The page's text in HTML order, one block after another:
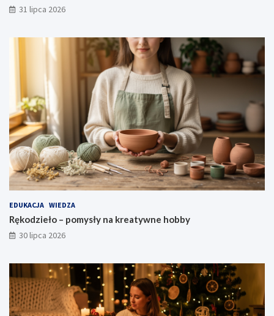
31 lipca 2026
EDUKACJA WIEDZA
Rękodzieło – pomysły na kreatywne hobby
30 lipca 2026